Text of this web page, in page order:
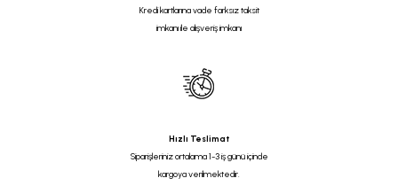
Kredi kartlarına vade farksız taksit
imkanı ile alışveriş imkanı
Hızlı Teslimat
Siparişleriniz ortalama 1-3 iş günü içinde
kargoya verilmektedir.